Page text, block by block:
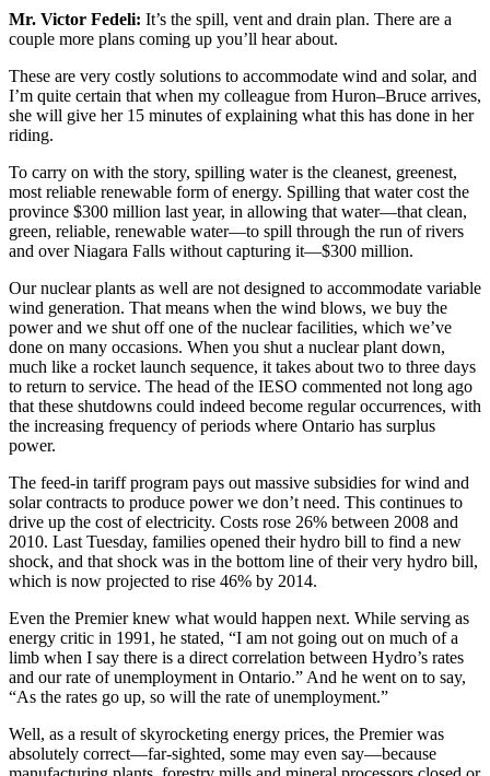
Mr. Victor Fedeli: It’s the spill, vent and drain plan. There are a
couple more plans coming up you’ll hear about.
These are very costly solutions to accommodate wind and solar, and
I’m quite certain that when my colleague from Huron–Bruce arrives,
she will give her 15 minutes of explaining what this has done in her
riding.
To carry on with the story, spilling water is the cleanest, greenest,
most reliable renewable form of energy. Spilling that water cost the
province $300 million last year, in allowing that water—that clean,
green, reliable, renewable water—to spill through the run of rivers
and over Niagara Falls without capturing it—$300 million.
Our nuclear plants as well are not designed to accommodate variable
wind generation. That means when the wind blows, we buy the
power and we shut off one of the nuclear facilities, which we’ve
done on many occasions. When you shut a nuclear plant down,
much like a rocket launch sequence, it takes about two to three days
to return to service. The head of the IESO commented not long ago
that these shutdowns could indeed become regular occurrences, with
the increasing frequency of periods where Ontario has surplus
power.
The feed-in tariff program pays out massive subsidies for wind and
solar contracts to produce power we don’t need. This continues to
drive up the cost of electricity. Costs rose 26% between 2008 and
2010. Last Tuesday, families opened their hydro bill to find a new
shock, and that shock was in the bottom line of their very hydro bill,
which is now projected to rise 46% by 2014.
Even the Premier knew what would happen next. While serving as
energy critic in 1991, he stated, “I am not going out on much of a
limb when I say there is a direct correlation between Hydro’s rates
and our rate of unemployment in Ontario.” And he went on to say,
“As the rates go up, so will the rate of unemployment.”
Well, as a result of skyrocketing energy prices, the Premier was
absolutely correct—far-sighted, some may even say—because